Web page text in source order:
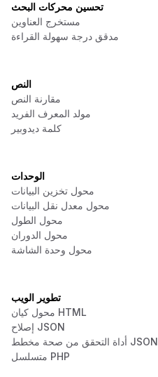
تحسين محركات البحث
مستخرج العناوين
مدقق درجة سهولة القراءة
النص
مقارنة النص
مولد المعرف الفريد
كلمة ديدوبير
الوحدات
محول تخزين البيانات
محول معدل نقل البيانات
محول الطول
محول الدوران
محول وحدة الشاشة
تطوير الويب
محول كيان HTML
إصلاح JSON
أداة التحقق من صحة مخطط JSON
متسلسل PHP